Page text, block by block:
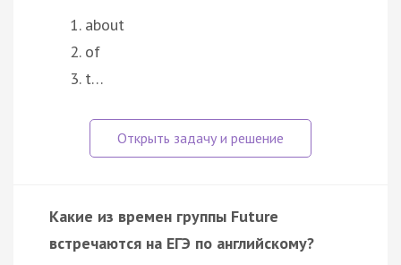
about
of
t…
Какие из времен группы Future
встречаются на ЕГЭ по английскому?